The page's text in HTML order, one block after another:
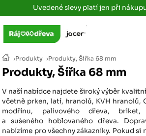
Uvedené slevy platí jen při
›Produkty ›Produkty, Šířka 68 mm
Produkty, Šířka 68 mm
V naší nabídce najdete široký výběr
včetně prken, latí, hranolů, KVH hranolů,
modřínu, palivového dřeva, briket,
a sušeného hoblovaného dřeva.
nabízíme pro všechny zákazníky. Pokud si